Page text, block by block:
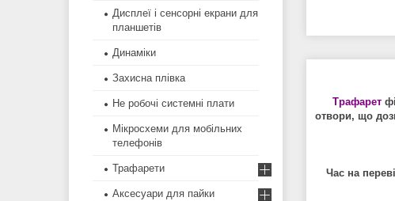
Трафарет
отвори, що
Час на
Дисплеї і сенсорні екрани для
планшетів
Динаміки
Захисна плівка
Не робочі системні плати
Мікросхеми для мобільних
телефонів
Трафарети
Аксесуари для пайки